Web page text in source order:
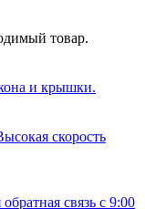
товар.
и крышки.
скорость
связь с 9:00